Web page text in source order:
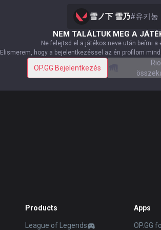
雪ノ下 雪乃#유키농
NEM TALÁLTUK MEG A
Ne felejtsd el a játékos neve után beírni a
Elismerem, hogy a bejelentkezéssel az én profilom
OP.GG Bejelentkezés
Products
League of Legends
Apps
OP.GG